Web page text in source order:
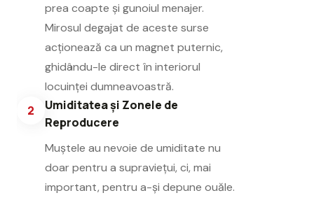
prea coapte și gunoiul menajer.
Mirosul degajat de aceste surse
acționează ca un magnet puternic,
ghidându-le direct în interiorul
locuinței dumneavoastră.
2
Umiditatea și Zonele de
Reproducere
Muștele au nevoie de umiditate nu
doar pentru a supraviețui, ci, mai
important, pentru a-și depune ouăle.